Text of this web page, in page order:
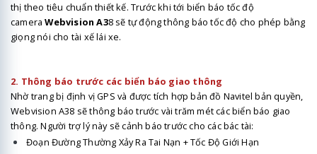
thị theo tiêu chuẩn thiết kế. Trước khi tới biển báo tốc độ
cameraWebvision A38 sẽ tự động thông báo tốc độ cho phép bằng
giọng nói cho tài xế lái xe.
2. Thông báo trước các biển báo giao thông
Nhờ trang bị định vị GPS và được tích hợp bản đồ Navitel bản quyền,
Webvision A38 sẽ thông báo trước vài trăm mét các biển báo giao
thông. Người trợ lý này sẽ cảnh báo trước cho các bác tài:
Đoạn Đường Thường Xảy Ra Tai Nạn + Tốc Độ Giới Hạn